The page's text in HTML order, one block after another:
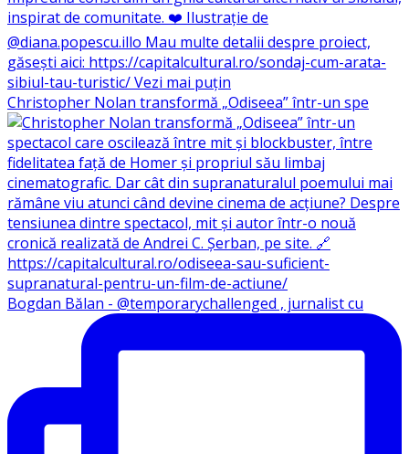
Christopher Nolan transformă „Odiseea” într-un spe
Bogdan Bălan - @temporarychallenged , jurnalist cu